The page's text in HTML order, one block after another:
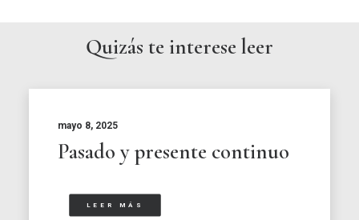
Quizás te interese leer
mayo 8, 2025
Pasado y presente continuo
LEER MÁS